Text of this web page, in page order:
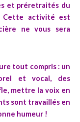
et préretraités du
Cette activité est
ne vous sera
tout compris : un
et vocal, des
mettre la voix en
sont travaillés en
humeur !